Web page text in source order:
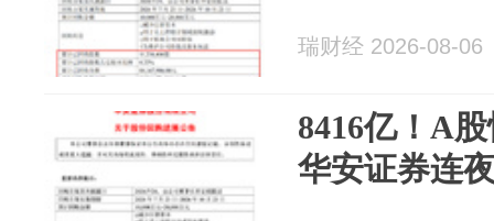
瑞财经 2026-08-06
8416亿！A
华安证券连